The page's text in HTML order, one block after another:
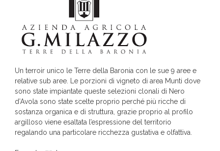
Un terroir unico le Terre della Baronia con le sue 9 aree e
relative sub aree. Le porzioni di vigneto di area Munti dove
sono state impiantate queste selezioni clonali di Nero
d’Avola sono state scelte proprio perché più ricche di
sostanza organica e di struttura, grazie proprio al profilo
argilloso viene esaltata l’espressione del territorio
regalando una particolare ricchezza gustativa e olfattiva.